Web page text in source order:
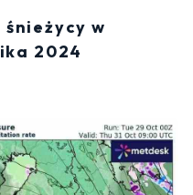
w
2024